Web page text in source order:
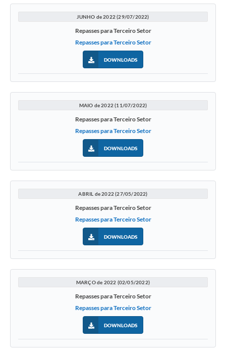
JUNHO de 2022 (29/07/2022)
Repasses para Terceiro Setor
Repasses para Terceiro Setor
DOWNLOADS
MAIO de 2022 (11/07/2022)
Repasses para Terceiro Setor
Repasses para Terceiro Setor
DOWNLOADS
ABRIL de 2022 (27/05/2022)
Repasses para Terceiro Setor
Repasses para Terceiro Setor
DOWNLOADS
MARÇO de 2022 (02/05/2022)
Repasses para Terceiro Setor
Repasses para Terceiro Setor
DOWNLOADS